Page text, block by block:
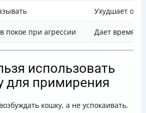
Ухудшает
покое при агрессии Дает время
использовать
для примирения
кошку, а не успокаивать.